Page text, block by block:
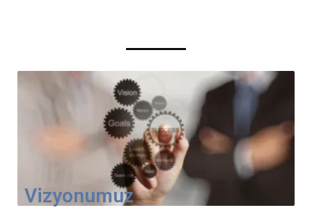
Vizyonumuz